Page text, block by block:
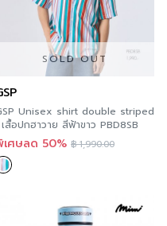
SOLD OUT
Unisex shirt double striped
| เสื้อปกฮาวาย สีฟ้าขาว PBD8SB
ศษลด 50% ฿1,990.00